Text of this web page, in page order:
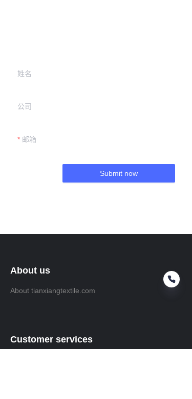
姓名
公司
邮箱
Submit now
About us
About tianxiangtextile.com
Customer services